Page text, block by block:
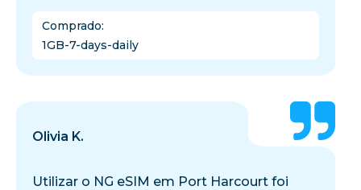
Comprado:
1GB-7-days-daily
Olivia K.
Utilizar o NG eSIM em Port Harcourt foi